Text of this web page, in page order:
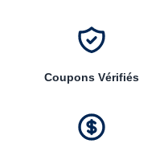
Coupons Vérifiés